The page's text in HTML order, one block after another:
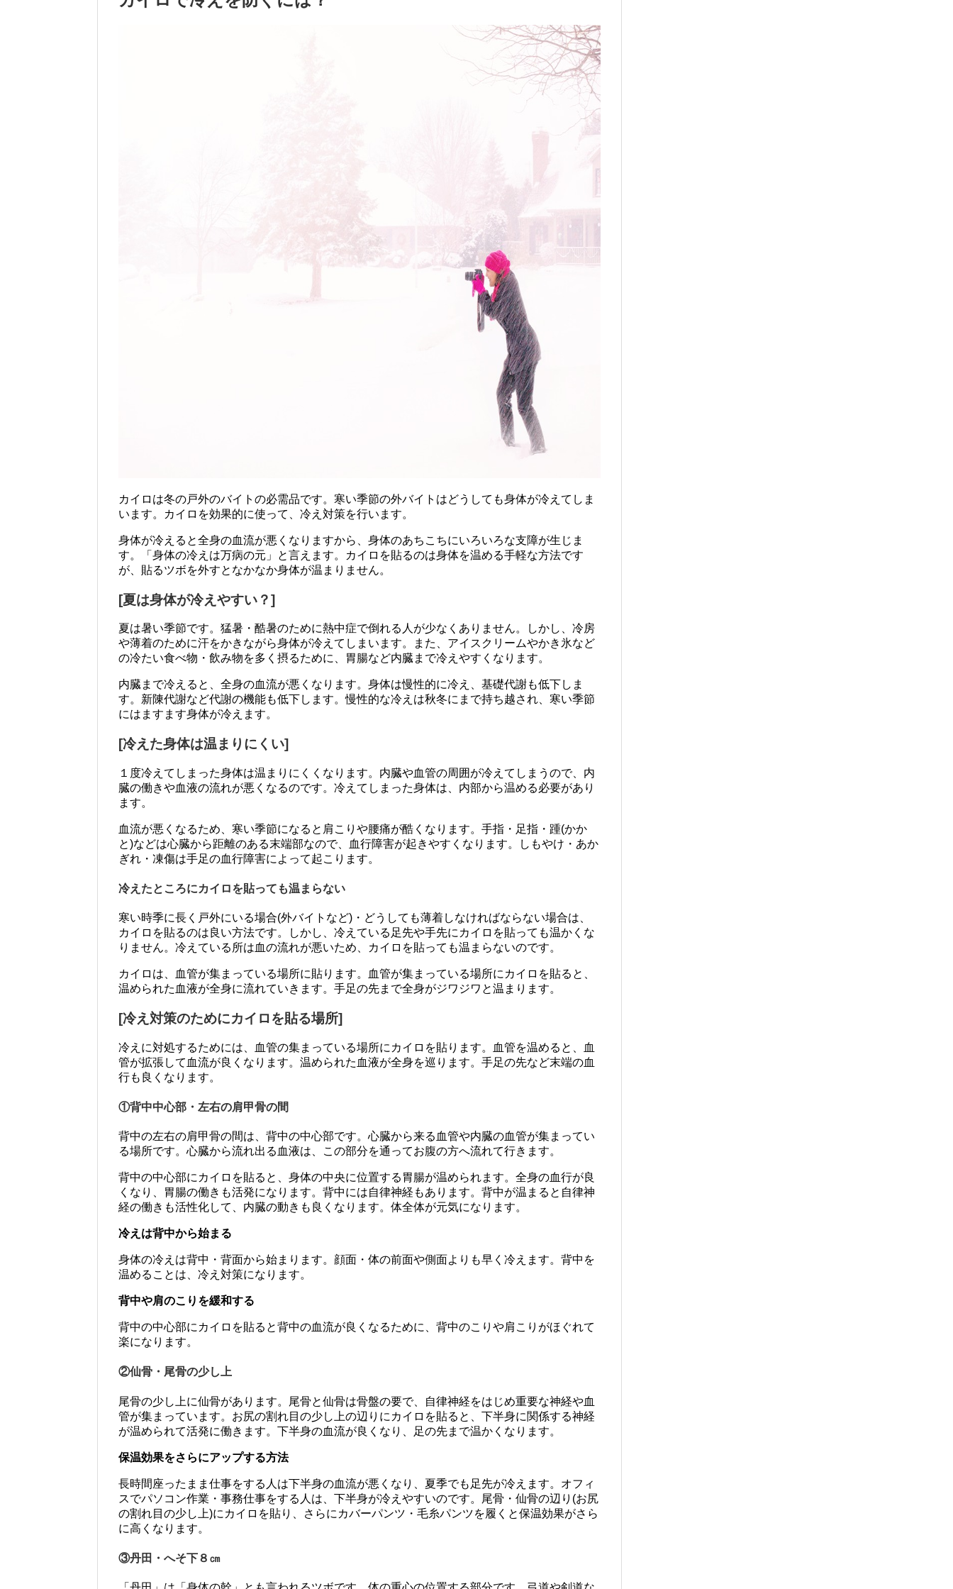
カイロは冬の戸外のバイトの必需品です。寒い季節の外バイトはどうしても身体が冷えてしま
います。カイロを効果的に使って、冷え対策を行います。
身体が冷えると全身の血流が悪くなりますから、身体のあちこちにいろいろな支障が生じま
す。「身体の冷えは万病の元」と言えます。カイロを貼るのは身体を温める手軽な方法です
が、貼るツボを外すとなかなか身体が温まりません。
[夏は身体が冷えやすい？]
夏は暑い季節です。猛暑・酷暑のために熱中症で倒れる人が少なくありません。しかし、冷房
や薄着のために汗をかきながら身体が冷えてしまいます。また、アイスクリームやかき氷など
の冷たい食べ物・飲み物を多く摂るために、胃腸など内臓まで冷えやすくなります。
内臓まで冷えると、全身の血流が悪くなります。身体は慢性的に冷え、基礎代謝も低下しま
す。新陳代謝など代謝の機能も低下します。慢性的な冷えは秋冬にまで持ち越され、寒い季節
にはますます身体が冷えます。
[冷えた身体は温まりにくい]
１度冷えてしまった身体は温まりにくくなります。内臓や血管の周囲が冷えてしまうので、内
臓の働きや血液の流れが悪くなるのです。冷えてしまった身体は、内部から温める必要があり
ます。
血流が悪くなるため、寒い季節になると肩こりや腰痛が酷くなります。手指・足指・踵(かか
と)などは心臓から距離のある末端部なので、血行障害が起きやすくなります。しもやけ・あか
ぎれ・凍傷は手足の血行障害によって起こります。
冷えたところにカイロを貼っても温まらない
寒い時季に長く戸外にいる場合(外バイトなど)・どうしても薄着しなければならない場合は、
カイロを貼るのは良い方法です。しかし、冷えている足先や手先にカイロを貼っても温かくな
りません。冷えている所は血の流れが悪いため、カイロを貼っても温まらないのです。
カイロは、血管が集まっている場所に貼ります。血管が集まっている場所にカイロを貼ると、
温められた血液が全身に流れていきます。手足の先まで全身がジワジワと温まります。
[冷え対策のためにカイロを貼る場所]
冷えに対処するためには、血管の集まっている場所にカイロを貼ります。血管を温めると、血
管が拡張して血流が良くなります。温められた血液が全身を巡ります。手足の先など末端の血
行も良くなります。
①背中中心部・左右の肩甲骨の間
背中の左右の肩甲骨の間は、背中の中心部です。心臓から来る血管や内臓の血管が集まってい
る場所です。心臓から流れ出る血液は、この部分を通ってお腹の方へ流れて行きます。
背中の中心部にカイロを貼ると、身体の中央に位置する胃腸が温められます。全身の血行が良
くなり、胃腸の働きも活発になります。背中には自律神経もあります。背中が温まると自律神
経の働きも活性化して、内臓の動きも良くなります。体全体が元気になります。
冷えは背中から始まる
身体の冷えは背中・背面から始まります。顔面・体の前面や側面よりも早く冷えます。背中を
温めることは、冷え対策になります。
背中や肩のこりを緩和する
背中の中心部にカイロを貼ると背中の血流が良くなるために、背中のこりや肩こりがほぐれて
楽になります。
②仙骨・尾骨の少し上
尾骨の少し上に仙骨があります。尾骨と仙骨は骨盤の要で、自律神経をはじめ重要な神経や血
管が集まっています。お尻の割れ目の少し上の辺りにカイロを貼ると、下半身に関係する神経
が温められて活発に働きます。下半身の血流が良くなり、足の先まで温かくなります。
保温効果をさらにアップする方法
長時間座ったまま仕事をする人は下半身の血流が悪くなり、夏季でも足先が冷えます。オフィ
スでパソコン作業・事務仕事をする人は、下半身が冷えやすいのです。尾骨・仙骨の辺り(お尻
の割れ目の少し上)にカイロを貼り、さらにカバーパンツ・毛糸パンツを履くと保温効果がさら
に高くなります。
③丹田・へそ下８㎝